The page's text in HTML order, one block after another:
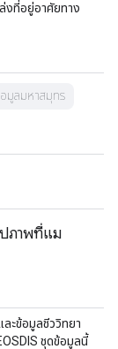
งที่อยู่อาศัยทาง
มูลมหาสมุทร
ปภาพที่แม
ะข้อมูลชีววิทยา
ชุดข้อมูลนี้